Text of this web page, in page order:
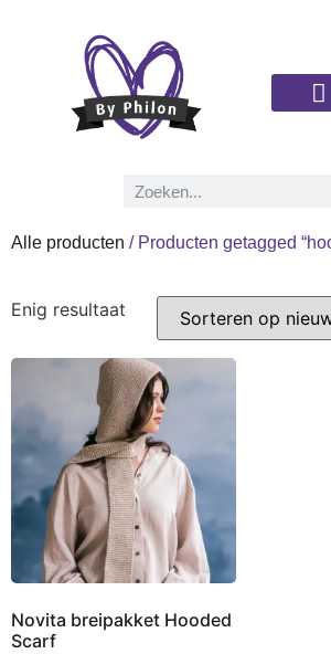
Alle producten / Producten getagged
Enig resultaat
Novita breipakket Hooded
Scarf